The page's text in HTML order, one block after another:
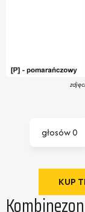
głosów0
KUP